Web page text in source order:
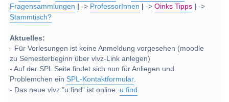
Fragensammlungen
-> ProfessorInnen ->Oinks Tipps
->
Stammtisch?
Aktuelles:
- Für Vorlesungen ist keine Anmeldung vorgesehen (moodle
zu Semesterbeginn über vlvz-Link anlegen)
- Auf der SPL Seite findet sich nun für Anliegen und
Problemchen einSPL-Kontaktformular.
- Das neue vlvz "u:find" ist online: u:find